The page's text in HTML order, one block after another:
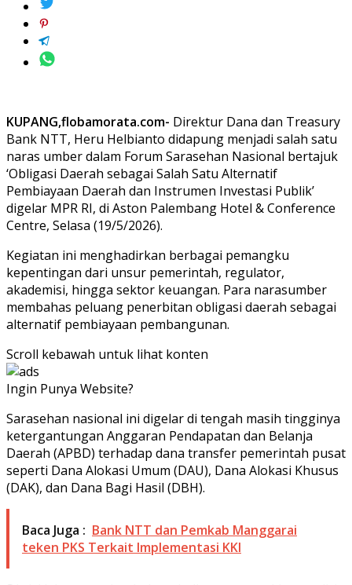
KUPANG,flobamorata.com- Direktur Dana dan Treasury
Bank NTT, Heru Helbianto didapung menjadi salah satu
naras umber dalam Forum Sarasehan Nasional bertajuk
‘Obligasi Daerah sebagai Salah Satu Alternatif
Pembiayaan Daerah dan Instrumen Investasi Publik’
digelar MPR RI, di Aston Palembang Hotel & Conference
Centre, Selasa (19/5/2026).
Kegiatan ini menghadirkan berbagai pemangku
kepentingan dari unsur pemerintah, regulator,
akademisi, hingga sektor keuangan. Para narasumber
membahas peluang penerbitan obligasi daerah sebagai
alternatif pembiayaan pembangunan.
Scroll kebawah untuk lihat konten
Ingin Punya Website?
Sarasehan nasional ini digelar di tengah masih tingginya
ketergantungan Anggaran Pendapatan dan Belanja
Daerah (APBD) terhadap dana transfer pemerintah pusat
seperti Dana Alokasi Umum (DAU), Dana Alokasi Khusus
(DAK), dan Dana Bagi Hasil (DBH).
Baca Juga : Bank NTT dan Pemkab Manggarai
teken PKS Terkait Implementasi KKI